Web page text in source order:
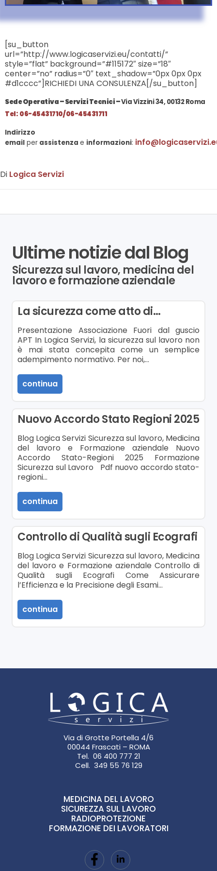
[su_button
url=”http://www.logicaservizi.eu/contatti/”
style=”flat” background=”#115172″ size=”18″
center=”no” radius=”0″ text_shadow=”0px 0px 0px
#d1cccc”]RICHIEDI UNA CONSULENZA[/su_button]
Sede Operativa – Servizi Tecnici –Via Vizzini 34, 00132 Roma
Tel: 06-45431710/ 06-45431711
Indirizzo
email per assistenza e informazioni:
Di Logica Servizi
Ultime notizie dal Blog
Sicurezza sul lavoro, medicina del
lavoro e formazione aziendale
La sicurezza come atto di…
Presentazione Associazione Fuori dal guscio
APT In Logica Servizi, la sicurezza sul lavoro non
è mai stata concepita come un semplice
adempimento normativo. Per noi,…
continua
Nuovo Accordo Stato Regioni 2025
Blog Logica Servizi Sicurezza sul lavoro, Medicina
del lavoro e Formazione aziendale Nuovo
Accordo Stato-Regioni 2025 Formazione
Sicurezza sul Lavoro Pdf nuovo accordo stato-
regioni…
continua
Controllo di Qualità sugli Ecografi
Blog Logica Servizi Sicurezza sul lavoro, Medicina
del lavoro e Formazione aziendale Controllo di
Qualità sugli Ecografi Come Assicurare
l’Efficienza e la Precisione degli Esami…
continua
Via di Grotte Portella 4/6
00044 Frascati – ROMA
Tel. 06 400 777 21
Cell. 349 55 76 129
MEDICINA DEL LAVORO
SICUREZZA SUL LAVORO
RADIOPROTEZIONE
FORMAZIONE DEI LAVORATORI